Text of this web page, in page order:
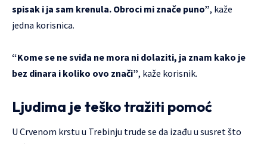
spisak i ja sam krenula. Obroci mi znače puno”, kaže
jedna korisnica.
“Kome se ne sviđa ne mora ni dolaziti, ja znam kako je
bez dinara i koliko ovo znači”, kaže korisnik.
Ljudima je teško tražiti pomoć
U Crvenom krstu u Trebinju trude se da izađu u susret što